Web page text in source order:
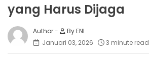
yang Harus Dijaga
By ENI
Januari 03, 2026
3 minute read